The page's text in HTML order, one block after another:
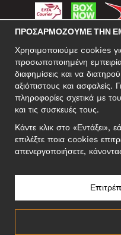
Motley
ΣΗΜΕΙΩΣΗ! Μη στέλνετε
ΠΡΟΣΑΡΜΌΖΟΥΜΕ ΤΗΝ
Χρησιμοποιούμε cookies
προσωποποιημένη
διαφημίσεις και να
αξιόπιστους και
πληροφορίες σχετικά με
και τις συσκευές τους.
Κάντε κλικ στο «Εντάξει»,
επιλέξτε ποια cookies
απενεργοποιήσετε,